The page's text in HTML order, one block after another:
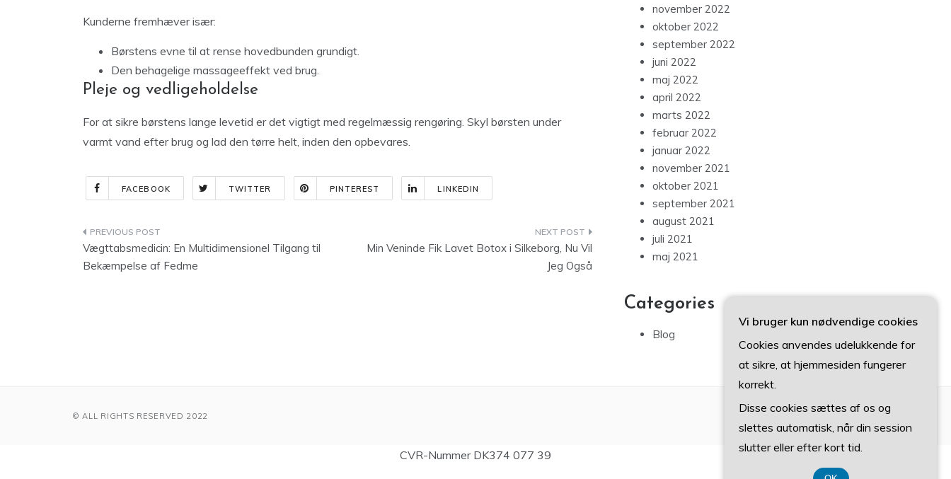
Kunderne fremhæver især:
Børstens evne til at rense hovedbunden grundigt.
Den behagelige massageeffekt ved brug.
Pleje og vedligeholdelse
For at sikre børstens lange levetid er det vigtigt med regelmæssig rengøring. Skyl børsten under
varmt vand efter brug og lad den tørre helt, inden den opbevares.
FACEBOOK TWITTER PINTEREST LINKEDIN
Indlægsnavigation
Vægttabsmedicin: En Multidimensionel Tilgang til
Bekæmpelse af Fedme
Min Veninde Fik Lavet Botox i Silkeborg, Nu Vil
Jeg Også
november 2022
oktober 2022
september 2022
juni 2022
maj 2022
april 2022
marts 2022
februar 2022
januar 2022
november 2021
oktober 2021
september 2021
august 2021
juli 2021
maj 2021
Categories
Blog
© ALL RIGHTS RESERVED 2022
CVR-Nummer DK374 077 39
Vi bruger kun nødvendige cookies
Cookies anvendes udelukkende for
at sikre, at hjemmesiden fungerer
korrekt.
Disse cookies sættes af os og
slettes automatisk, når din session
slutter eller efter kort tid.